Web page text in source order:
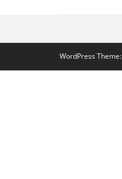
WordPress Theme: